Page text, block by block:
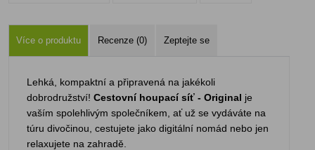
Více o produktu Recenze (0) Zeptejte se
Lehká, kompaktní a připravená na jakékoli
dobrodružství! Cestovní houpací síť - Original je
vaším spolehlivým společníkem, ať už se vydáváte na
túru divočinou, cestujete jako digitální nomád nebo jen
relaxujete na zahradě.